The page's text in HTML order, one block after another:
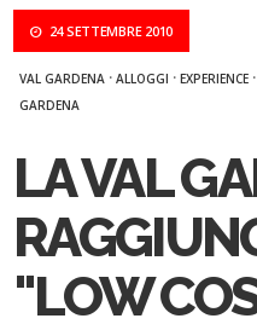
24 SETTEMBRE 2010
VAL GARDENA ·ALLOGGI ·EXPERIENCE
GARDENA
LA VAL
"LOW